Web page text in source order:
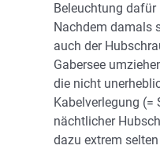
Beleuchtung
Nachdem damals
auch der
Gabersee
die nicht
Kabelverlegung (=
nächtlicher
dazu extrem